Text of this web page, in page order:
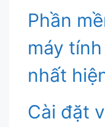
Phần
máy
nhất
Cài đặt